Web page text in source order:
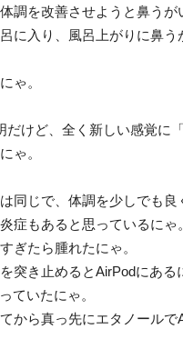
調を改善させようと鼻うが
に入り、風呂上がりに鼻う
ゃ。
けど、全く新しい感覚に
ゃ。
同じで、体調を少しでも良
症もあると思っているにゃ。
ぎたら腫れたにゃ。
突き止めるとAirPodにある
ていたにゃ。
から真っ先にエタノールで